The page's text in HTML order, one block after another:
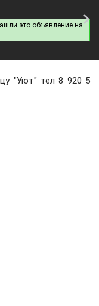
это объявление на
"Уют" тел 8 920 5